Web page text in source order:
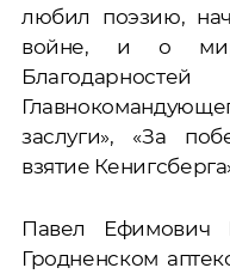
любил поэзию,
войне, и о
заслуги», «За
взятие
Павел Ефимович
Гродненском